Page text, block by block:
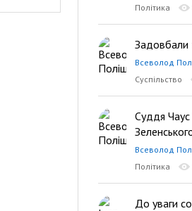
Політика
Задовбали
Всеволод
Суспільство
Суддя Чаус
Всеволод
Політика
До уваги